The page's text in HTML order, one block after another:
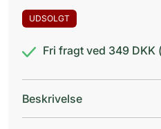
UDSOLGT
Fri fragt ved 349
Beskrivelse